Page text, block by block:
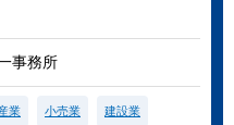
事務所
業 小売業 建設業